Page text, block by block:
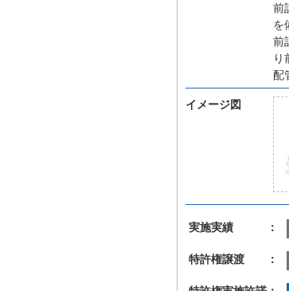
前
を
前
り
配
イメージ図
実施実績 ：
特許権譲渡 ：